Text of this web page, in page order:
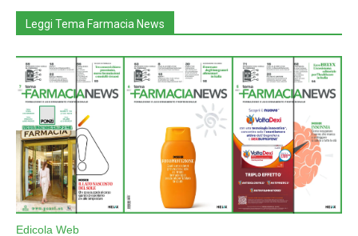
Leggi Tema Farmacia News
Edicola Web